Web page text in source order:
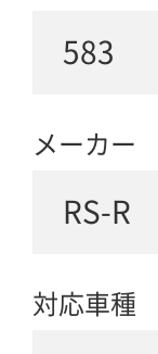
583
メーカー
RS-R
対応車種